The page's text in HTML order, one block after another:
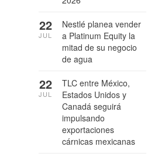
Nestlé planea vender
a Platinum Equity la
mitad de su negocio
de agua
22
JUL
TLC entre México,
Estados Unidos y
Canadá seguirá
impulsando
exportaciones
cárnicas mexicanas
22
JUL